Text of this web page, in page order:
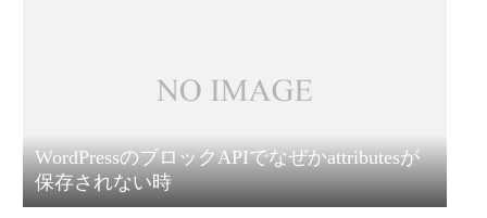
WordPressのブロックAPIでなぜかattributesが
保存されない時